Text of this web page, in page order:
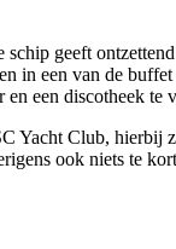
geeft
een van de
een discotheek
Club, hierbij
ook niets te